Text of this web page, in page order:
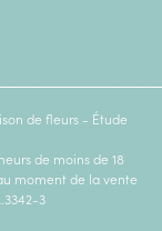
de fleurs - Étude
de moins de 18
moment de la vente
3